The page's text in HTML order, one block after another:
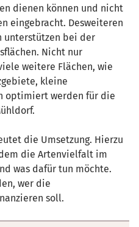
dienen können und nicht
eingebracht. Desweiteren
unterstützen bei der
Nicht nur
weitere Flächen, wie
kleine
optimiert werden für die
die Umsetzung. Hierzu
die Artenvielfalt im
was dafür tun möchte.
wer die
soll.